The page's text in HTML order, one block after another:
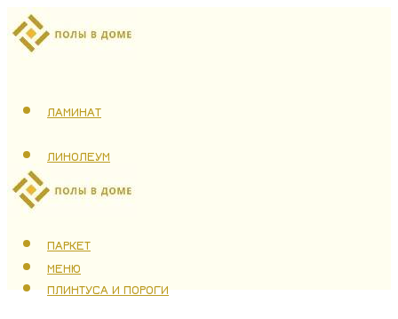
ЛАМИНАТ
ЛИНОЛЕУМ
ТЕПЛЫЙ ПОЛ
ПАРКЕТ
ПЛИНТУСА И ПОРОГИ
МЕНЮ